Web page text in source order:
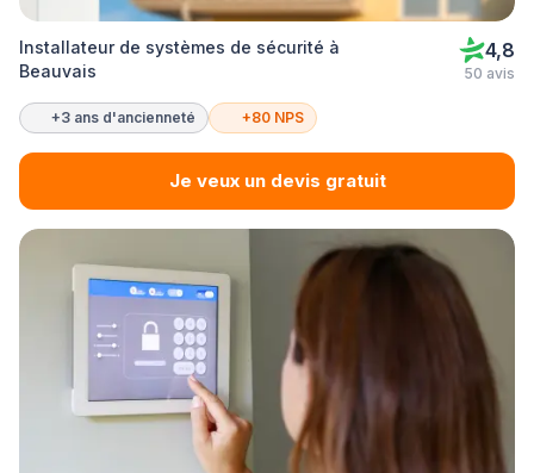
Installateur de systèmes de sécurité à
Beauvais
4,8
50 avis
+3 ans d'ancienneté +80 NPS
Je veux un devis gratuit